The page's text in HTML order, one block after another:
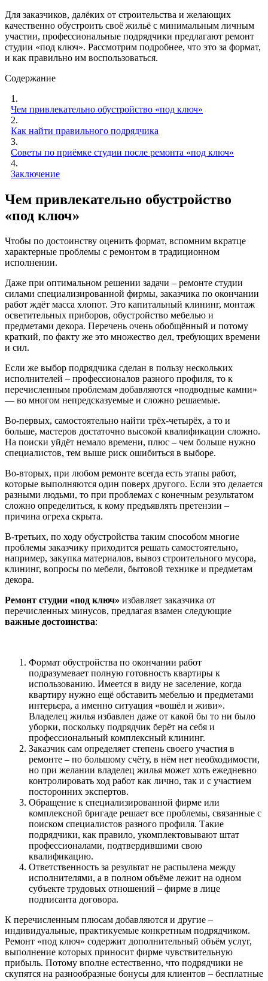
Для заказчиков, далёких от строительства и желающих
качественно обустроить своё жильё с минимальным личным
участии, профессиональные подрядчики предлагают ремонт
студии «под ключ». Рассмотрим подробнее, что это за формат,
и как правильно им воспользоваться.
Содержание
1.
Чем привлекательно обустройство «под ключ»
2.
Как найти правильного подрядчика
3.
Советы по приёмке студии после ремонта «под ключ»
4.
Заключение
Чем привлекательно обустройство
«под ключ»
Чтобы по достоинству оценить формат, вспомним вкратце
характерные проблемы с ремонтом в традиционном
исполнении.
Даже при оптимальном решении задачи – ремонте студии
силами специализированной фирмы, заказчика по окончании
работ ждёт масса хлопот. Это капитальный клининг, монтаж
осветительных приборов, обустройство мебелью и
предметами декора. Перечень очень обобщённый и потому
краткий, по факту же это множество дел, требующих времени
и сил.
Если же выбор подрядчика сделан в пользу нескольких
исполнителей – профессионалов разного профиля, то к
перечисленным проблемам добавляются «подводные камни»
— во многом непредсказуемые и сложно решаемые.
Во-первых, самостоятельно найти трёх-четырёх, а то и
больше, мастеров достаточно высокой квалификации сложно.
На поиски уйдёт немало времени, плюс – чем больше нужно
специалистов, тем выше риск ошибиться в выборе.
Во-вторых, при любом ремонте всегда есть этапы работ,
которые выполняются один поверх другого. Если это делается
разными людьми, то при проблемах с конечным результатом
сложно определиться, к кому предъявлять претензии –
причина огреха скрыта.
В-третьих, по ходу обустройства таким способом многие
проблемы заказчику приходится решать самостоятельно,
например, закупка материалов, вывоз строительного мусора,
клининг, вопросы по мебели, бытовой технике и предметам
декора.
Ремонт студии «под ключ» избавляет заказчика от
перечисленных минусов, предлагая взамен следующие
важные достоинства:
Формат обустройства по окончании работ
подразумевает полную готовность квартиры к
использованию. Имеется в виду не заселение, когда
квартиру нужно ещё обставить мебелью и предметами
интерьера, а именно ситуация «вошёл и живи».
Владелец жилья избавлен даже от какой бы то ни было
уборки, поскольку подрядчик берёт на себя и
профессиональный комплексный клининг.
Заказчик сам определяет степень своего участия в
ремонте – по большому счёту, в нём нет необходимости,
но при желании владелец жилья может хоть ежедневно
контролировать ход работ как лично, так и с участием
посторонних экспертов.
Обращение к специализированной фирме или
комплексной бригаде решает все проблемы, связанные с
поиском специалистов разного профиля. Такие
подрядчики, как правило, укомплектовывают штат
профессионалами, подтвердившими свою
квалификацию.
Ответственность за результат не распылена между
исполнителями, а в полном объёме лежит на одном
субъекте трудовых отношений – фирме в лице
подписанта договора.
К перечисленным плюсам добавляются и другие –
индивидуальные, практикуемые конкретным подрядчиком.
Ремонт «под ключ» содержит дополнительный объём услуг,
выполнение которых приносит фирме чувствительную
прибыль. Потому вполне естественно, что подрядчики не
скупятся на разнообразные бонусы для клиентов – бесплатные